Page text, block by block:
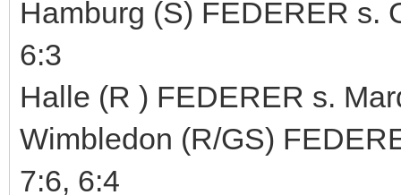
Hamburg (S) FEDERER s.
6:3
Halle (R ) FEDERER s.
Wimbledon (R/GS)
7:6, 6:4